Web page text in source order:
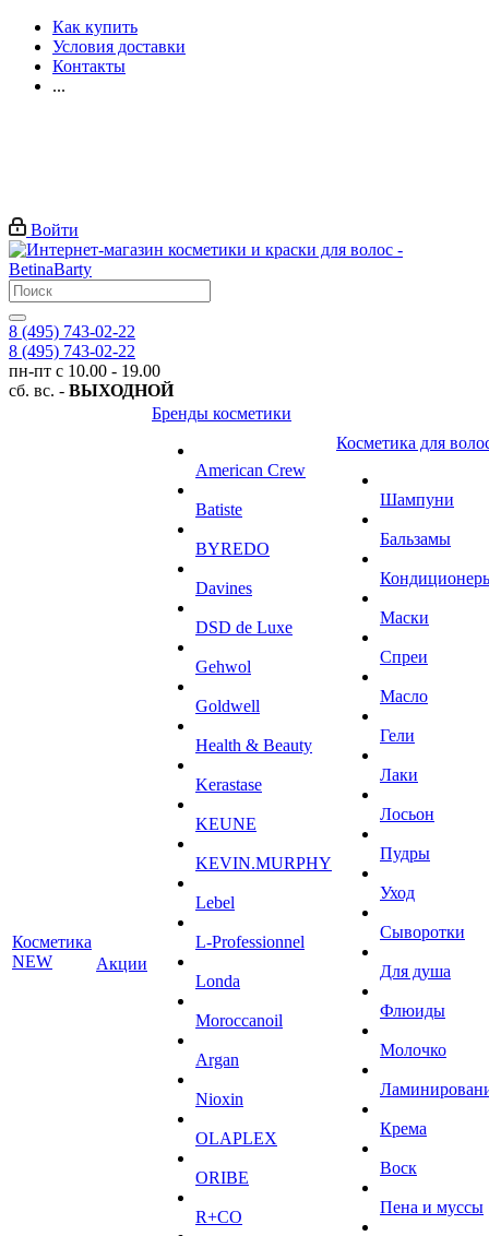
Как купить
Условия доставки
Контакты
...
Войти
8 (495) 743-02-22
8 (495) 743-02-22
пн-пт с 10.00 - 19.00
сб. вс. - ВЫХОДНОЙ
Косметика
NEW
Акции
Бренды косметики
American Crew
Batiste
BYREDO
Davines
DSD de Luxe
Gehwol
Goldwell
Health & Beauty
Kerastase
KEUNE
KEVIN.MURPHY
Lebel
L-Professionnel
Londa
Moroccanoil
Argan
Niохin
OLAPLEX
ORIBE
R+CO
Косметика для
Шампуни
Бальзамы
Маски
Спреи
Масло
Гели
Лаки
Лосьон
Пудры
Уход
Сыворотки
Для душа
Флюиды
Молочко
Крема
Воск
Пена и муссы